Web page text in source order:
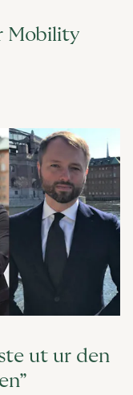
Mobility
ut ur den